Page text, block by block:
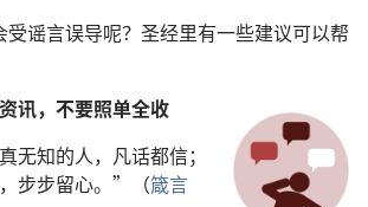
谣言误导呢？圣经里有一些建议可以帮
讯，不要照单全收
无知的人，凡话都信；
步步留心。”（箴言